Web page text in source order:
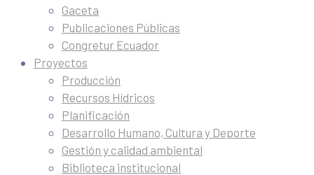
Gaceta
Publicaciones Públicas
Congretur Ecuador
Proyectos
Producción
Recursos Hídricos
Planificación
Desarrollo Humano, Cultura y Deporte
Gestión y calidad ambiental
Biblioteca institucional